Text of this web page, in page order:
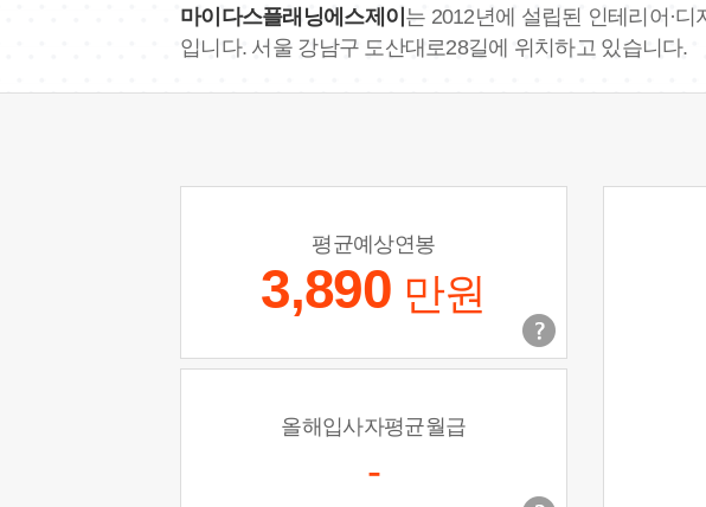
마이다스플래닝에스제이 는 2012년에 설립된 인테리어·
입니다. 서울 강남구 도산대로28길에 위치하고 있습니다.
평균예상연봉
3,890 만원
올해입사자평균월급
-